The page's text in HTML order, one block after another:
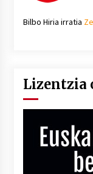
Bilbo Hiria irratia
Lizentzia